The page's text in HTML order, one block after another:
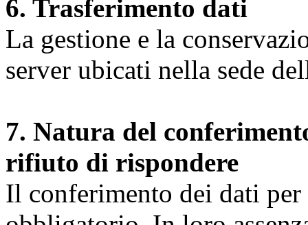
6. Trasferimento dati
La gestione e la
server ubicati nella sede
7. Natura del
rifiuto di rispondere
Il conferimento dei dati